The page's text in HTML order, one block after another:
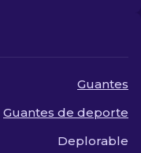
Guantes
Guantes de deporte
Deplorable